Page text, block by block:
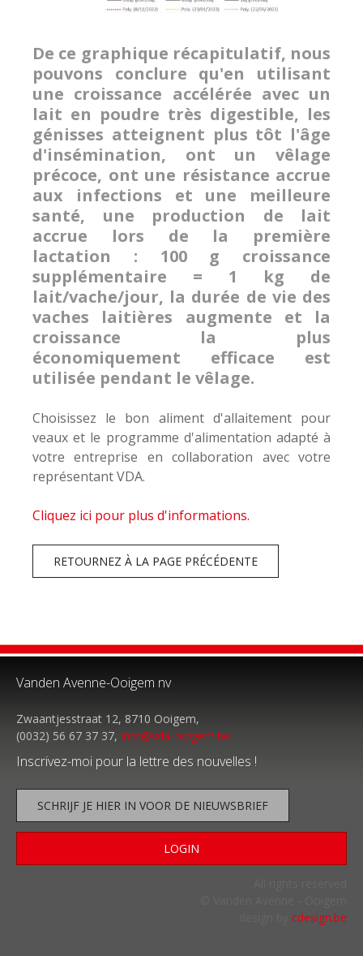
De ce graphique récapitulatif, nous
pouvons conclure qu'en utilisant
une croissance accélérée avec un
lait en poudre très digestible, les
génisses atteignent plus tôt l'âge
d'insémination, ont un vêlage
précoce, ont une résistance accrue
aux infections et une meilleure
santé, une production de lait
accrue lors de la première
lactation : 100 g croissance
supplémentaire = 1 kg de
lait/vache/jour, la durée de vie des
vaches laitières augmente et la
croissance la plus
économiquement efficace est
utilisée pendant le vêlage.
Choisissez le bon aliment d'allaitement pour
veaux et le programme d'alimentation adapté à
votre entreprise en collaboration avec votre
représentant VDA.
Cliquez ici pour plus d'informations.
RETOURNEZ À LA PAGE PRÉCÉDENTE
Vanden Avenne-Ooigem nv
Zwaantjesstraat 12, 8710 Ooigem,
(0032) 56 67 37 37, info@vda-ooigem.be
Inscrivez-moi pour la lettre des nouvelles !
SCHRIJF JE HIER IN VOOR DE NIEUWSBRIEF
LOGIN
cdesign.be